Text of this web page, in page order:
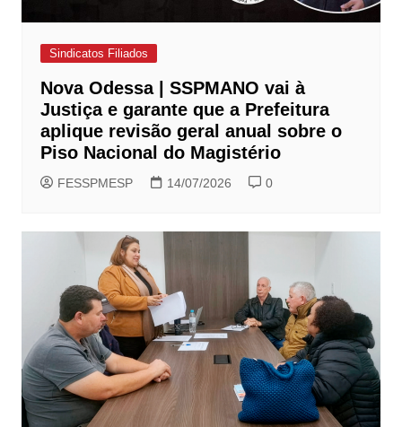
Sindicatos Filiados
Nova Odessa | SSPMANO vai à
Justiça e garante que a Prefeitura
aplique revisão geral anual sobre o
Piso Nacional do Magistério
FESSPMESP 14/07/2026 0